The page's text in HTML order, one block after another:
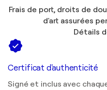
Frais de port, droits de
d'art assurées
Détails
Certificat d'authenticité
Signé et inclus avec